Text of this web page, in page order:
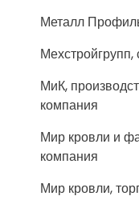
Металл
Мехстройгрупп,
МиК,
компания
Мир кровли и
компания
Мир кровли,